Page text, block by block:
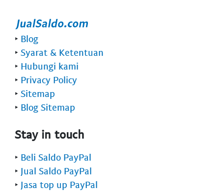
‣ Blog
‣ Syarat & Ketentuan
‣ Hubungi kami
‣ Privacy Policy
‣ Sitemap
‣ Blog Sitemap
Stay in touch
‣ Beli Saldo PayPal
‣ Jual Saldo PayPal
‣ Jasa top up PayPal